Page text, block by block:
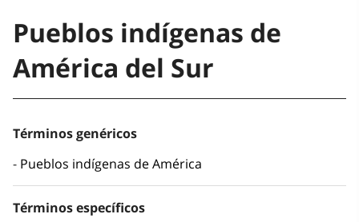
Pueblos indígenas de
América del Sur
Términos genéricos
Pueblos indígenas de América
Términos específicos